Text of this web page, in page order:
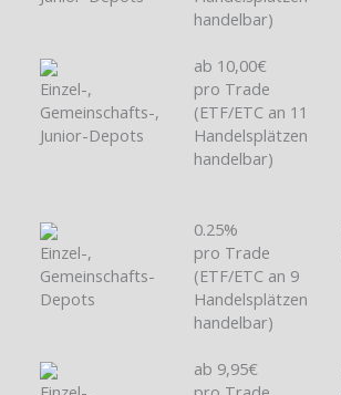
handelbar)
Einzel-,
Gemeinschafts-,
Junior-Depots
ab 10,00€
pro Trade
(ETF/ETC an 11
Handelsplätzen
handelbar)
Einzel-,
Gemeinschafts-
Depots
0.25%
pro Trade
(ETF/ETC an 9
Handelsplätzen
handelbar)
ab 9,95€